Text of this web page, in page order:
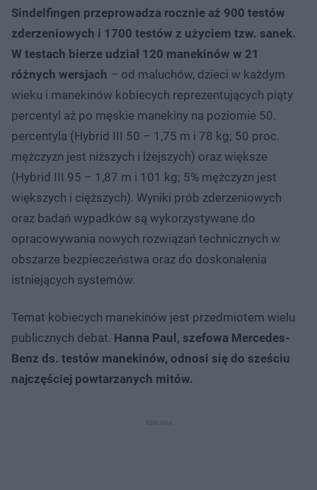
Sindelfingen przeprowadza rocznie aż 900 testów
zderzeniowych i 1700 testów z użyciem tzw. sanek.
W testach bierze udział 120 manekinów w 21
różnych wersjach – od maluchów, dzieci w każdym
wieku i manekinów kobiecych reprezentujących piąty
percentyl aż po męskie manekiny na poziomie 50.
percentyla (Hybrid III 50 – 1,75 m i 78 kg; 50 proc.
mężczyzn jest niższych i lżejszych) oraz większe
(Hybrid III 95 – 1,87 m i 101 kg; 5% mężczyzn jest
większych i cięższych). Wyniki prób zderzeniowych
oraz badań wypadków są wykorzystywane do
opracowywania nowych rozwiązań technicznych w
obszarze bezpieczeństwa oraz do doskonalenia
istniejących systemów.
Temat kobiecych manekinów jest przedmiotem wielu
publicznych debat. Hanna Paul, szefowa Mercedes-
Benz ds. testów manekinów, odnosi się do sześciu
najczęściej powtarzanych mitów.